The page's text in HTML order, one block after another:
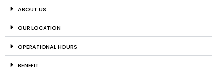
ABOUT US
OUR LOCATION
OPERATIONAL HOURS
BENEFIT